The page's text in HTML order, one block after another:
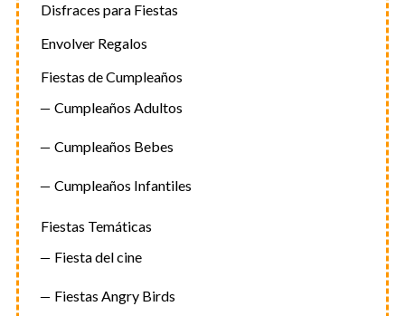
Disfraces para Fiestas
Envolver Regalos
Fiestas de Cumpleaños
Cumpleaños Adultos
Cumpleaños Bebes
Cumpleaños Infantiles
Fiestas Temáticas
Fiesta del cine
Fiestas Angry Birds